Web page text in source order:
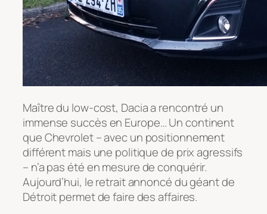
Maître du low-cost, Dacia a rencontré un
immense succès en Europe… Un continent
que Chevrolet – avec un positionnement
différent mais une politique de prix agressifs
– n’a pas été en mesure de conquérir.
Aujourd’hui, le retrait annoncé du géant de
Détroit permet de faire des affaires.